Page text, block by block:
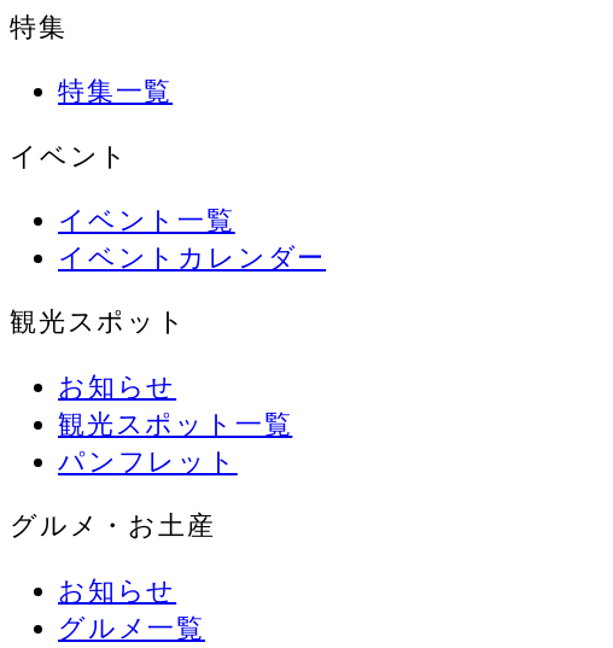
特集
特集一覧
イベント
イベント一覧
イベントカレンダー
観光スポット
お知らせ
観光スポット一覧
パンフレット
グルメ・お土産
お知らせ
グルメ一覧